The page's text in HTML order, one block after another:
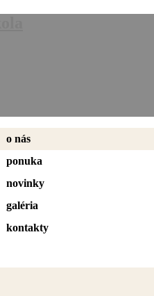
o nás
ponuka
novinky
galéria
kontakty